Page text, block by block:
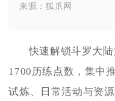
来源：狐爪网
快速解锁斗罗大
1700历练点数，集中
试炼、日常活动与资